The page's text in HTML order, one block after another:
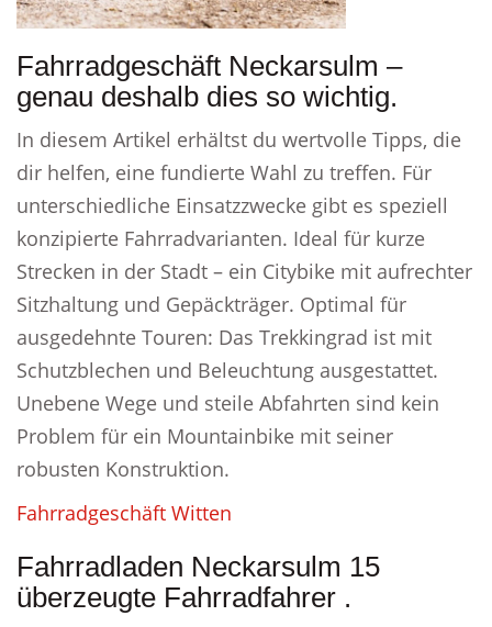
Fahrradgeschäft Neckarsulm –
genau deshalb dies so wichtig.
In diesem Artikel erhältst du wertvolle Tipps, die
dir helfen, eine fundierte Wahl zu treffen. Für
unterschiedliche Einsatzzwecke gibt es speziell
konzipierte Fahrradvarianten. Ideal für kurze
Strecken in der Stadt – ein Citybike mit aufrechter
Sitzhaltung und Gepäckträger. Optimal für
ausgedehnte Touren: Das Trekkingrad ist mit
Schutzblechen und Beleuchtung ausgestattet.
Unebene Wege und steile Abfahrten sind kein
Problem für ein Mountainbike mit seiner
robusten Konstruktion.
Fahrradgeschäft Witten
Fahrradladen Neckarsulm 15
überzeugte Fahrradfahrer .